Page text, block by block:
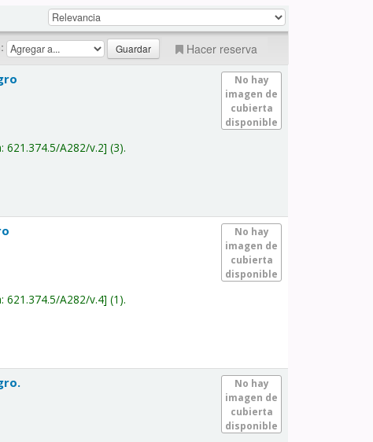
Hacer reserva
No hay
imagen de
cubierta
disponible
621.374.5/A282/v.2 (3).
No hay
imagen de
cubierta
disponible
621.374.5/A282/v.4 (1).
No hay
imagen de
cubierta
disponible